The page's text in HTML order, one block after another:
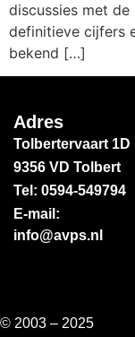
discussies met
definitieve cijfers
bekend […]
Adres
Tolbertervaart 1D
9356 VD Tolbert
Tel: 0594-549794
E-mail:
info@avps.nl
© 2003 – 2025